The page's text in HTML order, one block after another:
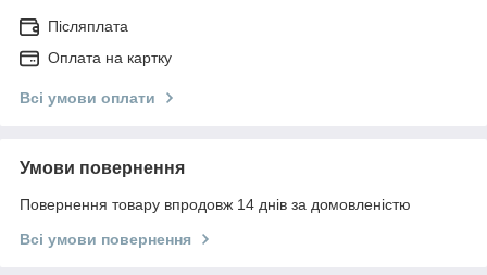
Післяплата
Оплата на картку
Всі умови оплати
Умови повернення
Повернення товару впродовж 14 днів за домовленістю
Всі умови повернення